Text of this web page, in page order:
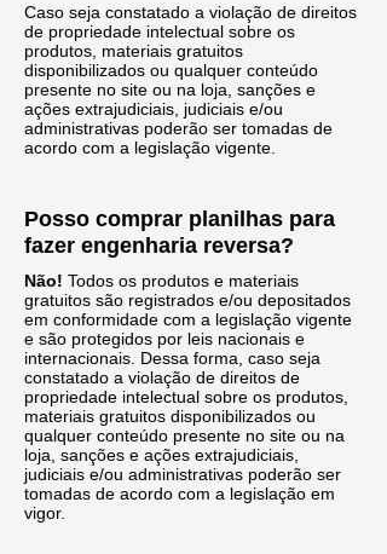
Caso seja constatado a violação de direitos
de propriedade intelectual sobre os
produtos, materiais gratuitos
disponibilizados ou qualquer conteúdo
presente no site ou na loja, sanções e
ações extrajudiciais, judiciais e/ou
administrativas poderão ser tomadas de
acordo com a legislação vigente.
Posso comprar planilhas para
fazer engenharia reversa?
Não! Todos os produtos e materiais
gratuitos são registrados e/ou depositados
em conformidade com a legislação vigente
e são protegidos por leis nacionais e
internacionais. Dessa forma, caso seja
constatado a violação de direitos de
propriedade intelectual sobre os produtos,
materiais gratuitos disponibilizados ou
qualquer conteúdo presente no site ou na
loja, sanções e ações extrajudiciais,
judiciais e/ou administrativas poderão ser
tomadas de acordo com a legislação em
vigor.